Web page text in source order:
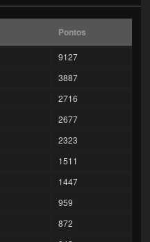
Pontos
9127
3887
2716
2677
2323
1511
1447
959
872